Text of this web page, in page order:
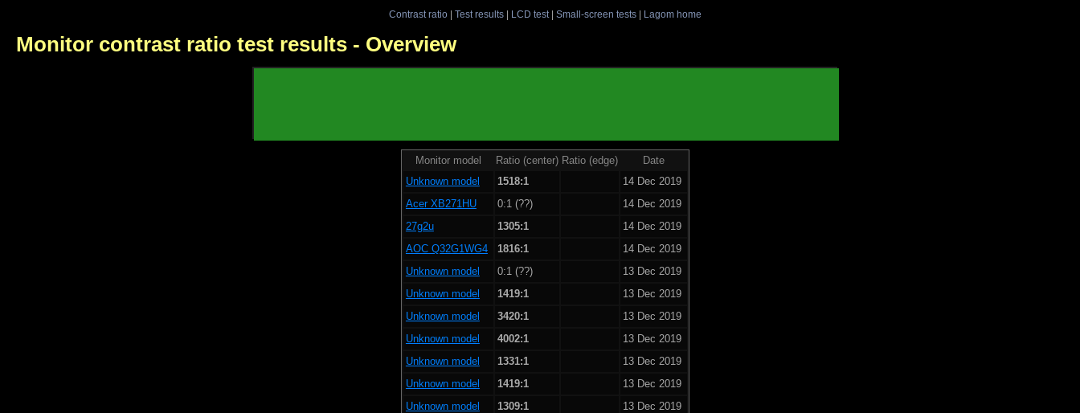
Contrast ratio| Test results| LCD test| Small-screen tests| Lagom home
Monitor contrast ratio test results - Overview
Monitor model Ratio (center) Ratio (edge)
Date
Unknown model
1518:1
14 Dec 2019
Acer XB271HU
0:1 (??)
14 Dec 2019
27g2u
1305:1
14 Dec 2019
AOC Q32G1WG4
1816:1
14 Dec 2019
Unknown model
0:1 (??)
13 Dec 2019
Unknown model
1419:1
13 Dec 2019
Unknown model
3420:1
13 Dec 2019
Unknown model
4002:1
13 Dec 2019
Unknown model
1331:1
13 Dec 2019
Unknown model
1419:1
13 Dec 2019
Unknown model
1309:1
13 Dec 2019